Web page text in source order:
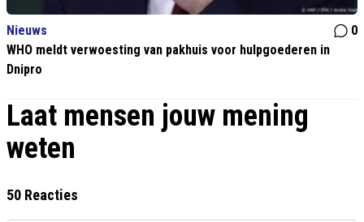
Nieuws
0
WHO meldt verwoesting van pakhuis voor hulpgoederen in
Dnipro
Laat mensen jouw mening
weten
50 Reacties